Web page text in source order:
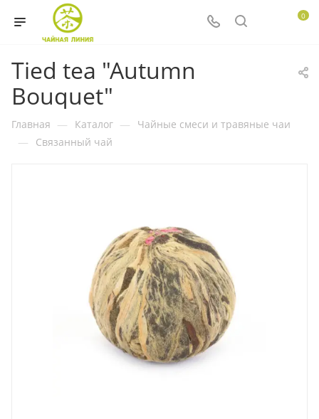
0
Tied tea "Autumn
Bouquet"
Главная — Каталог — Чайные смеси и травяные чаи
— Связанный чай